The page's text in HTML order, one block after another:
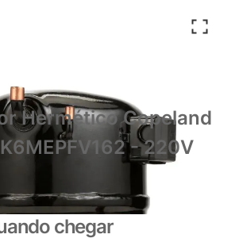
Hermético Copeland
- 220V
chegar